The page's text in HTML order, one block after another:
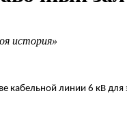
история»
кабельной линии 6 кВ